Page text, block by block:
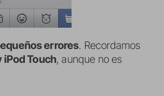
errores. Recordamos
iPod Touch, aunque no es